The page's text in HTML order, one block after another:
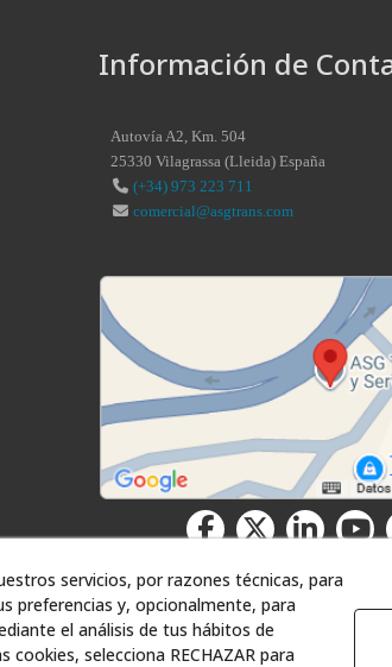
Información de
Autovía A2, Km. 504
25330 Vilagrassa (Lleida) España
(+34) 973 223 711
comercial@asgtrans.com
servicios, por razones técnicas, para
preferencias y, opcionalmente, para
el análisis de tus hábitos de
cookies, selecciona RECHAZAR para